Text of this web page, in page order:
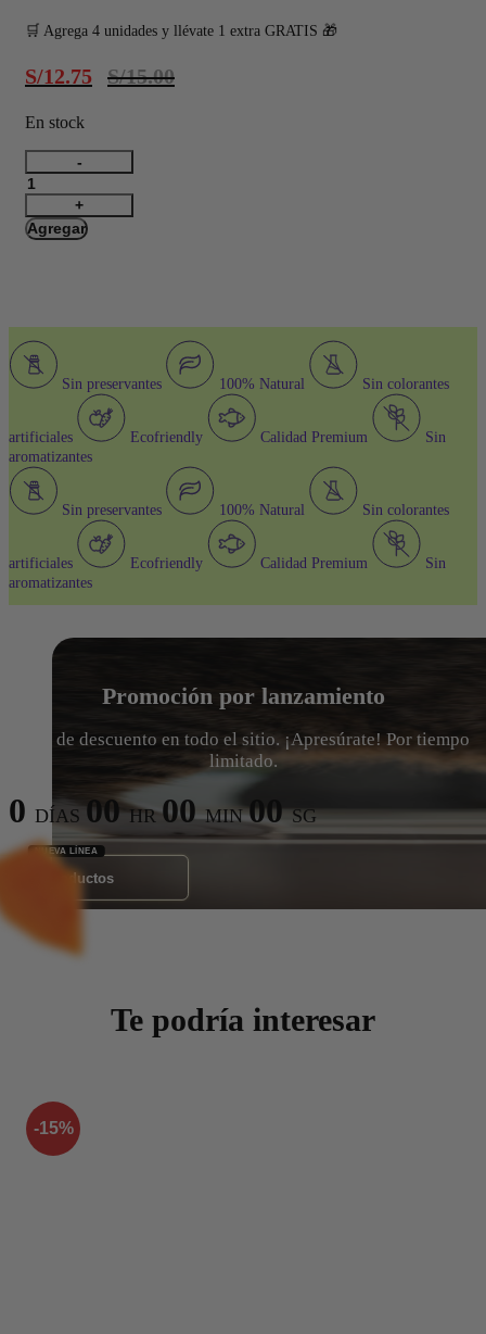
🛒 Agrega 4 unidades y llévate 1 extra GRATIS 🎁
El
precio
S/15.00.
S/15.00
S/12.75
En stock
Crazy
Yogurt
Pollo
Agregar
Sin preservantes 100% Natural Sin colorantes
artificiales Ecofriendly Calidad Premium
Sin
aromatizantes
Sin preservantes 100% Natural Sin colorantes
artificiales Ecofriendly Calidad Premium
Sin
aromatizantes
Promoción por lanzamiento
15% de descuento en todo el sitio. ¡Apresúrate! Por tiempo
limitado.
0 DÍAS 00HR00MIN00SG
Ver Productos
Te podría interesar
-15%